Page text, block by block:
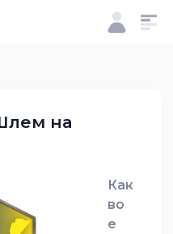
на
Как
во
е